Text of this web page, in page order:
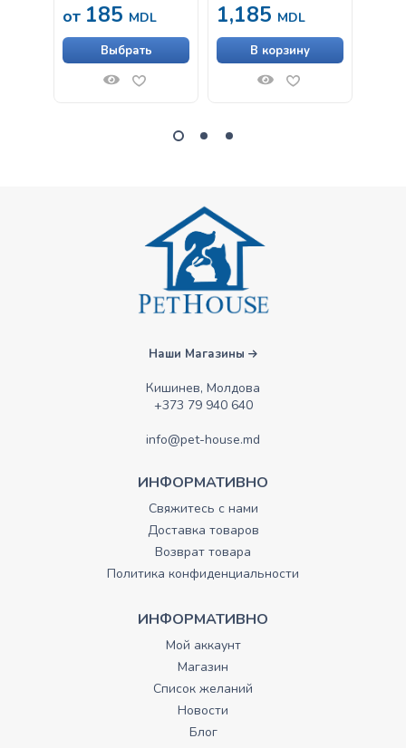
от 185 MDL
Выбрать
1,185 MDL
В корзину
Наши Магазины
Кишинев, Молдова
+373 79 940 640
info@pet-house.md
ИНФОРМАТИВНО
Свяжитесь с нами
Доставка товаров
Возврат товара
Политика конфиденциальности
ИНФОРМАТИВНО
Мой аккаунт
Магазин
Список желаний
Новости
Блог